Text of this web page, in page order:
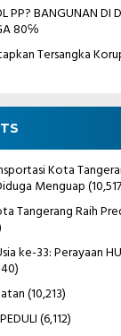
PP? BANGUNAN DI
80℅
Tersangka
Kota
Menguap
Tangerang Raih
ke-33: Perayaan
(10,213)
(6,112)